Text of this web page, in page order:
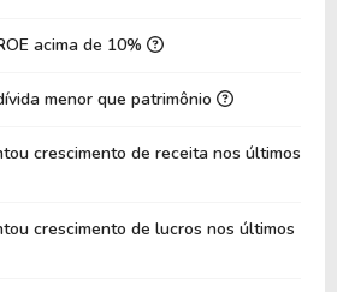
0,41
0,59
11,64% 11,64%
acima de 10%
menor que patrimônio
crescimento de receita nos últimos
crescimento de lucros nos últimos